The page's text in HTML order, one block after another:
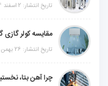
تاریخ انتشار: 2 اسفند 1404
تاریخ انتشار: 26 بهمن 1404